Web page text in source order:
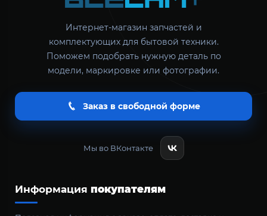
Интернет-магазин запчастей и
комплектующих для бытовой техники.
Поможем подобрать нужную деталь по
модели, маркировке или фотографии.
Заказ в свободной форме
Мы во ВКонтакте
Информация покупателям